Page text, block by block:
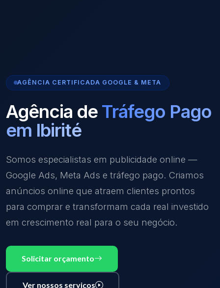
AGÊNCIA CERTIFICADA GOOGLE & META
Agência de Tráfego Pago
em Ibirité
Somos especialistas em publicidade online —
Google Ads, Meta Ads e tráfego pago. Criamos
anúncios online que atraem clientes prontos
para comprar e transformam cada real investido
em crescimento real para o seu negócio.
Solicitar orçamento
Ver nossos serviços